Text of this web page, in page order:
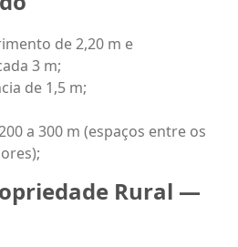
de 2,20 m e
3 m;
de 1,5 m;
a 300 m (espaços entre os
Rural —